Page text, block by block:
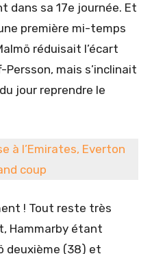
dans sa 17e journée. Et
première mi-temps
réduisait l’écart
mais s’inclinait
jour reprendre le
à l’Emirates, Everton
coup
! Tout reste très
Hammarby étant
deuxième (38) et